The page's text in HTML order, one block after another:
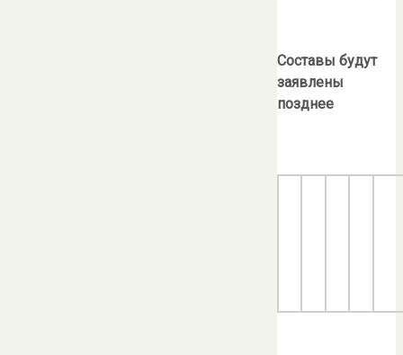
Составы будут
заявлены
позднее